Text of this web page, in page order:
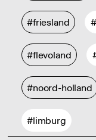
#friesland
#flevoland
#noord-holland
#limburg